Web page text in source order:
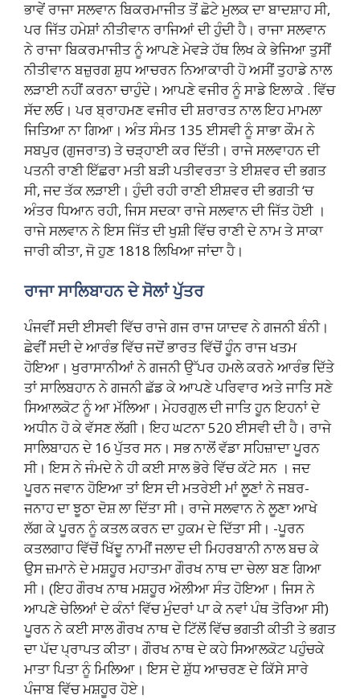
ਭਾਵੇਂ ਰਾਜਾ ਸਲਵਾਨ ਬਿਕਰਮਾਜੀਤ ਤੋਂ ਛੋਟੇ ਮੁਲਕ ਦਾ ਬਾਦਸ਼ਾਹ ਸੀ,
ਪਰ ਜਿੱਤ ਹਮੇਸ਼ਾਂ ਨੀਤੀਵਾਨ ਰਾਜਿਆਂ ਦੀ ਹੁੰਦੀ ਹੈ। ਰਾਜਾ ਸਲਵਾਨ
ਨੇ ਰਾਜਾ ਬਿਕਰਮਾਜੀਤ ਨੂੰ ਆਪਣੇ ਮੇਵੜੇ ਹੱਥ ਲਿਖ ਕੇ ਭੇਜਿਆ ਤੁਸੀਂ
ਨੀਤੀਵਾਨ ਬਜ਼ੁਰਗ ਸ਼ੁਧ ਆਚਰਨ ਨਿਆਕਾਰੀ ਹੋ ਅਸੀਂ ਤੁਹਾਡੇ ਨਾਲ
ਲੜਾਈ ਨਹੀਂ ਕਰਨਾ ਚਾਹੁੰਦੇ। ਆਪਣੇ ਵਜੀਰ ਨੂੰ ਸਾਡੇ ਇਲਾਕੇ . ਵਿੱਚ
ਸੱਦ ਲਓ। ਪਰ ਬ੍ਰਾਹਮਣ ਵਜੀਰ ਦੀ ਸ਼ਰਾਰਤ ਨਾਲ ਇਹ ਮਾਮਲਾ
ਜਿਤਿਆ ਨਾ ਗਿਆ। ਅੰਤ ਸੰਮਤ 135 ਈਸਵੀ ਨੂੰ ਸਾਭਾ ਕੌਮ ਨੇ
ਸਬਪੁਰ (ਗੁਜਰਾਤ) ਤੇ ਚੜ੍ਹਾਈ ਕਰ ਦਿੱਤੀ। ਰਾਜੇ ਸਲਵਾਹਨ ਦੀ
ਪਤਨੀ ਰਾਣੀ ਇੱਛਰਾ ਮਤੀ ਬੜੀ ਪਤੀਵਰਤਾ ਤੇ ਈਸ਼ਵਰ ਦੀ ਭਗਤ
ਸੀ, ਜਦ ਤੱਕ ਲੜਾਈ। ਹੁੰਦੀ ਰਹੀ ਰਾਣੀ ਈਸ਼ਵਰ ਦੀ ਭਗਤੀ ‘ਚ
ਅੰਤਰ ਧਿਆਨ ਰਹੀ, ਜਿਸ ਸਦਕਾ ਰਾਜੇ ਸਲਵਾਨ ਦੀ ਜਿੱਤ ਹੋਈ ।
ਰਾਜੇ ਸਲਵਾਨ ਨੇ ਇਸ ਜਿੱਤ ਦੀ ਖੁਸ਼ੀ ਵਿੱਚ ਰਾਣੀ ਦੇ ਨਾਮ ਤੇ ਸਾਕਾ
ਜਾਰੀ ਕੀਤਾ, ਜੋ ਹੁਣ 1818 ਲਿਖਿਆ ਜਾਂਦਾ ਹੈ।
ਰਾਜਾ ਸਾਲਿਬਾਹਨ ਦੇ ਸੋਲਾਂ ਪੁੱਤਰ
ਪੰਜਵੀਂ ਸਦੀ ਈਸਵੀ ਵਿੱਚ ਰਾਜੇ ਗਜ ਰਾਜ ਯਾਦਵ ਨੇ ਗਜਨੀ ਬੰਨੀ।
ਛੇਵੀਂ ਸਦੀ ਦੇ ਆਰੰਭ ਵਿੱਚ ਜਦੋਂ ਭਾਰਤ ਵਿੱਚੋਂ ਹੂੰਨ ਰਾਜ ਖਤਮ
ਹੋਇਆ। ਖੁਰਾਸਾਨੀਆਂ ਨੇ ਗਜਨੀ ਉੱਪਰ ਹਮਲੇ ਕਰਨੇ ਆਰੰਭ ਦਿੱਤੇ
ਤਾਂ ਸਾਲਿਬਹਾਨ ਨੇ ਗਜਨੀ ਛੱਡ ਕੇ ਆਪਣੇ ਪਰਿਵਾਰ ਅਤੇ ਜਾਤਿ ਸਣੇ
ਸਿਆਲਕੋਟ ਨੂੰ ਆ ਮੱਲਿਆ। ਮੇਹਰਗੁਲ ਦੀ ਜਾਤਿ ਹੂਨ ਇਹਨਾਂ ਦੇ
ਅਧੀਨ ਹੋ ਕੇ ਵੱਸਣ ਲੱਗੀ। ਇਹ ਘਟਨਾ 520 ਈਸਵੀ ਦੀ ਹੈ। ਰਾਜੇ
ਸਾਲਿਬਾਹਨ ਦੇ 16 ਪੁੱਤਰ ਸਨ। ਸਭ ਨਾਲੋਂ ਵੱਡਾ ਸਹਿਜ਼ਾਦਾ ਪੂਰਨ
ਸੀ। ਇਸ ਨੇ ਜੰਮਦੇ ਨੇ ਹੀ ਕਈ ਸਾਲ ਭੋਰੇ ਵਿੱਚ ਕੱਟੇ ਸਨ । ਜਦ
ਪੂਰਨ ਜਵਾਨ ਹੋਇਆ ਤਾਂ ਇਸ ਦੀ ਮਤਰੇਈ ਮਾਂ ਲੂਣਾਂ ਨੇ ਜਬਰ-
ਜਨਾਹ ਦਾ ਝੂਠਾ ਦੋਸ਼ ਲਾ ਦਿੱਤਾ ਸੀ। ਰਾਜੇ ਸਲਵਾਨ ਨੇ ਲੂਣਾ ਆਖੇ
ਲੱਗ ਕੇ ਪੂਰਨ ਨੂੰ ਕਤਲ ਕਰਨ ਦਾ ਹੁਕਮ ਦੇ ਦਿੱਤਾ ਸੀ। -ਪੂਰਨ
ਕਤਲਗਾਹ ਵਿੱਚੋਂ ਖਿੱਦੂ ਨਾਮੀਂ ਜਲਾਦ ਦੀ ਮਿਹਰਬਾਨੀ ਨਾਲ ਬਚ ਕੇ
ਉਸ ਜ਼ਮਾਨੇ ਦੇ ਮਸ਼ਹੂਰ ਮਹਾਤਮਾ ਗੌਰਖ ਨਾਥ ਦਾ ਚੇਲਾ ਬਣ ਗਿਆ
ਸੀ। (ਇਹ ਗੌਰਖ ਨਾਥ ਮਸ਼ਹੂਰ ਅੋਲੀਆ ਸੰਤ ਹੋਇਆ। ਜਿਸ ਨੇ
ਆਪਣੇ ਚੇਲਿਆਂ ਦੇ ਕੰਨਾਂ ਵਿੱਚ ਮੁੰਦਰਾਂ ਪਾ ਕੇ ਨਵਾਂ ਪੰਥ ਤੋਰਿਆ ਸੀ)
ਪੂਰਨ ਨੇ ਕਈ ਸਾਲ ਗੌਰਖ ਨਾਥ ਦੇ ਟਿੱਲੋਂ ਵਿੱਚ ਭਗਤੀ ਕੀਤੀ ਤੇ ਭਗਤ
ਦਾ ਪੱਦ ਪ੍ਰਾਪਤ ਕੀਤਾ। ਗੌਰਖ ਨਾਥ ਦੇ ਕਹੇ ਸਿਆਲਕੋਟ ਪਹੁੰਚਕੇ
ਮਾਤਾ ਪਿਤਾ ਨੂੰ ਮਿਲਿਆ। ਇਸ ਦੇ ਸ਼ੁੱਧ ਆਚਰਣ ਦੇ ਕਿੱਸੇ ਸਾਰੇ
ਪੰਜਾਬ ਵਿੱਚ ਮਸ਼ਹੂਰ ਹੋਏ।